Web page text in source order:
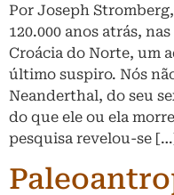
Por Joseph
120.000 anos atrás,
Croácia do Norte, um
último suspiro. Nós
Neanderthal, do seu
do que ele ou ela
pesquisa revelou-se